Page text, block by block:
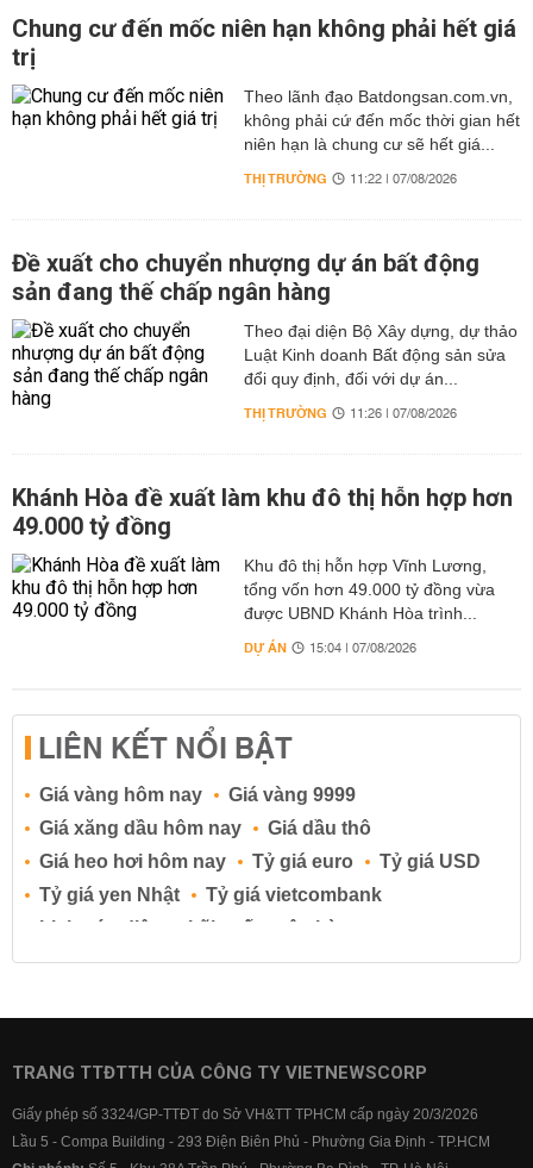
Chung cư đến mốc niên hạn không phải hết giá
trị
Theo lãnh đạo Batdongsan.com.vn,
không phải cứ đến mốc thời gian hết
niên hạn là chung cư sẽ hết giá...
THỊ TRƯỜNG 11:22 | 07/08/2026
Đề xuất cho chuyển nhượng dự án bất động
sản đang thế chấp ngân hàng
Theo đại diện Bộ Xây dựng, dự thảo
Luật Kinh doanh Bất động sản sửa
đổi quy định, đối với dự án...
THỊ TRƯỜNG 11:26 | 07/08/2026
Khánh Hòa đề xuất làm khu đô thị hỗn hợp hơn
49.000 tỷ đồng
Khu đô thị hỗn hợp Vĩnh Lương,
tổng vốn hơn 49.000 tỷ đồng vừa
được UBND Khánh Hòa trình...
DỰ ÁN 15:04 | 07/08/2026
LIÊN KẾT NỔI BẬT
Giá vàng hôm nay
Giá vàng 9999
Giá xăng dầu hôm nay
Giá dầu thô
Giá heo hơi hôm nay
Tỷ giá euro
Tỷ giá USD
Tỷ giá yen Nhật
Tỷ giá vietcombank
Lịch cúp điện
Lãi suất ngân hàng
Lãi suất tiết kiệm
Lãi suất tiền gửi
Lãi suất ngân hàng BIDV
Lãi suất ngân hàng Vietcombank
TRANG TTĐTTH CỦA CÔNG TY VIETNEWSCORP
Giấy phép số 3324/GP-TTĐT do Sở VH&TT TPHCM cấp ngày 20/3/2026
Lầu 5 - Compa Building - 293 Điện Biên Phủ - Phường Gia Định - TP.HCM